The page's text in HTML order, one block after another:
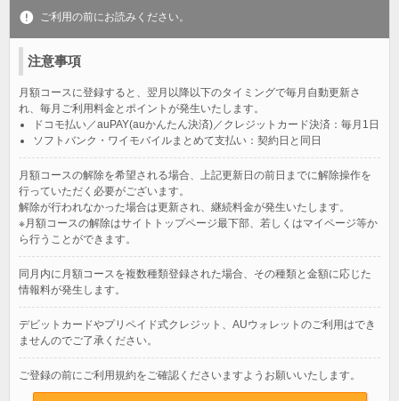
ご利用の前にお読みください。
注意事項
月額コースに登録すると、翌月以降以下のタイミングで毎月自動更新さ
れ、毎月ご利用料金とポイントが発生いたします。
ドコモ払い／auPAY(auかんたん決済)／クレジットカード決済：毎月1日
ソフトバンク・ワイモバイルまとめて支払い：契約日と同日
月額コースの解除を希望される場合、上記更新日の前日までに解除操作を
行っていただく必要がございます。
解除が行われなかった場合は更新され、継続料金が発生いたします。
※月額コースの解除はサイトトップページ最下部、若しくはマイページ等か
ら行うことができます。
同月内に月額コースを複数種類登録された場合、その種類と金額に応じた
情報料が発生します。
デビットカードやプリペイド式クレジット、AUウォレットのご利用はでき
ませんのでご了承ください。
ご登録の前にご利用規約をご確認くださいますようお願いいたします。